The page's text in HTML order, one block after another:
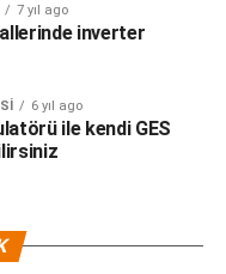
7 yıl ago
inverter
6 yıl ago
ile kendi GES